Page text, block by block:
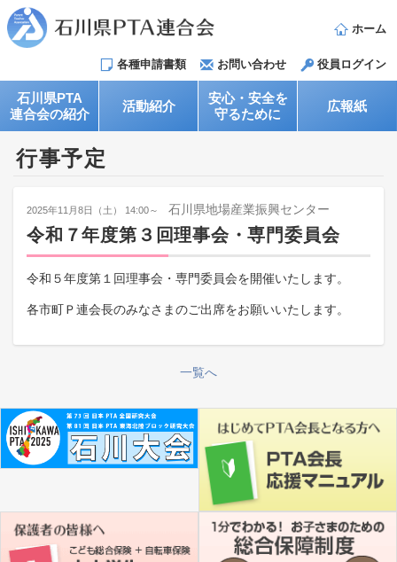
ホーム
各種申請書類 お問い合わせ 役員ログイン
石川県PTA
連合会の紹介
活動紹介
安心・安全を
守るために
広報紙
行事予定
2025年11月8日（土） 14:00～ 石川県地場産業振興センター
令和７年度第３回理事会・専門委員会
​令和５年度第１回理事会・専門委員会を開催いたします。
各市町Ｐ連会長のみなさまのご出席をお願いいたします。
一覧へ